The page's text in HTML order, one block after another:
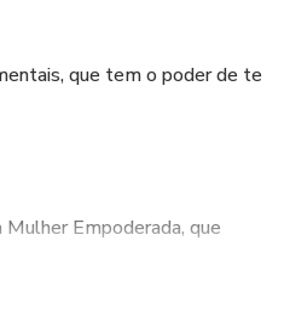
que tem o poder de te
Empoderada, que